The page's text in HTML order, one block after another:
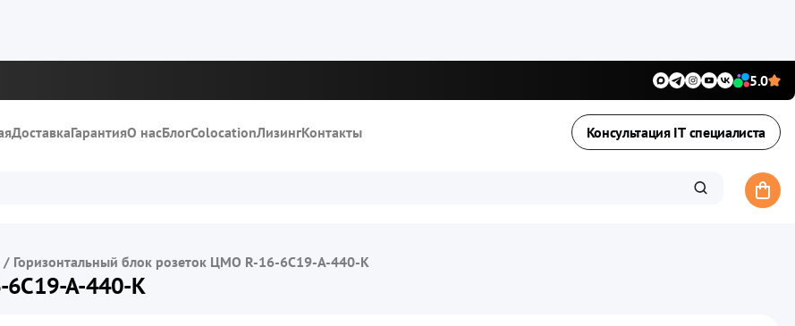
5.0
ДоставкаГарантияО насБлогColocationЛизингКонтакты Консультация IT специалиста
/ Горизонтальный блок розеток ЦМО R-16-6C19-A-440-K
6C19-A-440-K